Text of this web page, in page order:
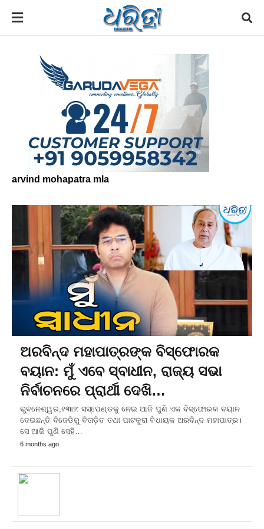
arvind mohapatra mla
ଅରବିନ୍ଦ ମହାପାତ୍ରଙ୍କ ବିସ୍ଫୋରକ
ବୟାନ: ମୁଁ ଏବେ ସ୍ବାଧୀନ, ରାଜ୍ୟ ସଭା
ନିର୍ବାଚନରେ ପ୍ରାର୍ଥୀ ଦେଖି…
ଭୁବନେଶ୍ୱର,୧୩ା୨: ସସ୍‌ପେଣ୍ଡକୁ ନେଇ ଆଜି ପୁଣି ଏକ ବିସ୍ଫୋରକ ବୟାନ
ଦେଇଛନ୍ତି ବିଜେଡିରୁ ବିତାଡ଼ିତ ତଥା ପାଟକୁରା ବିଧାୟକ ଅରବିନ୍ଦ ମହାପାତ୍ର।
ସେ ଆଜି ପୁଣି ସେହି…
6 months ago